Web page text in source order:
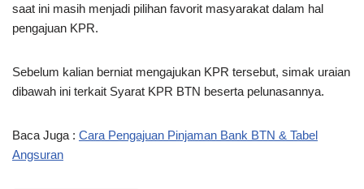
saat ini masih menjadi pilihan favorit masyarakat dalam hal
pengajuan KPR.
Sebelum kalian berniat mengajukan KPR tersebut, simak uraian
dibawah ini terkait Syarat KPR BTN beserta pelunasannya.
Baca Juga : Cara Pengajuan Pinjaman Bank BTN & Tabel
Angsuran